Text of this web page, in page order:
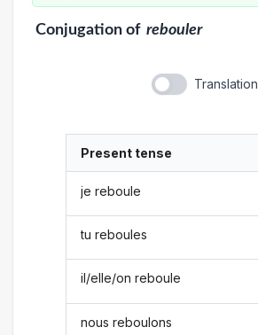
Conjugationof rebouler
Translation
Present tense
je reboule
tu reboules
il/elle/on reboule
nous reboulons